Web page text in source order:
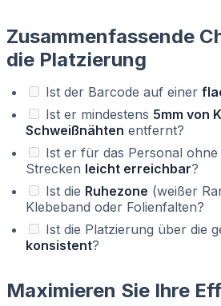
Zusammenfassende
die Platzierung
Ist der Barcode auf einer
Ist er mindestens 5mm von
Schweißnähten entfernt?
Ist er für das Personal
Strecken leicht erreichbar?
Ist die Ruhezone (weißer
Klebeband oder Folienfalten?
Ist die Platzierung über die
konsistent?
Maximieren Sie Ihre